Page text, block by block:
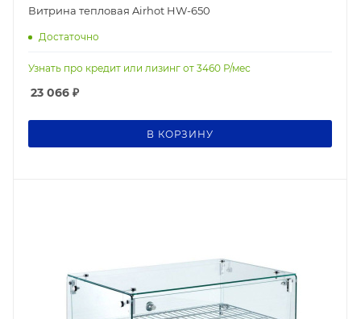
Витрина тепловая Airhot HW-650
Достаточно
Узнать про кредит или лизинг от 3460 Р/мес
23 066 ₽
В КОРЗИНУ